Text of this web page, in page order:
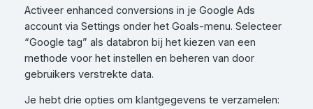
Activeer enhanced conversions in je Google Ads
account via Settings onder het Goals-menu. Selecteer
“Google tag” als databron bij het kiezen van een
methode voor het instellen en beheren van door
gebruikers verstrekte data.
Je hebt drie opties om klantgegevens te verzamelen: